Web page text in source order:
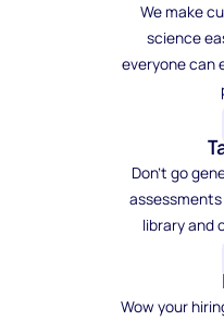
We make
science
everyone can
Don't go
library and
Wow your